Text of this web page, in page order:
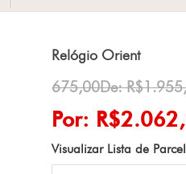
Relógio Orient
675,00De:
Por:
Visualizar Lista de